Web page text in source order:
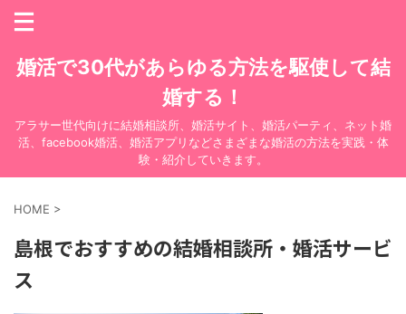
婚活で30代があらゆる方法を駆使して結
婚する！
アラサー世代向けに結婚相談所、婚活サイト、婚活パーティ、ネット婚
活、facebook婚活、婚活アプリなどさまざまな婚活の方法を実践・体
験・紹介していきます。
HOME >
島根でおすすめの結婚相談所・婚活サービ
ス